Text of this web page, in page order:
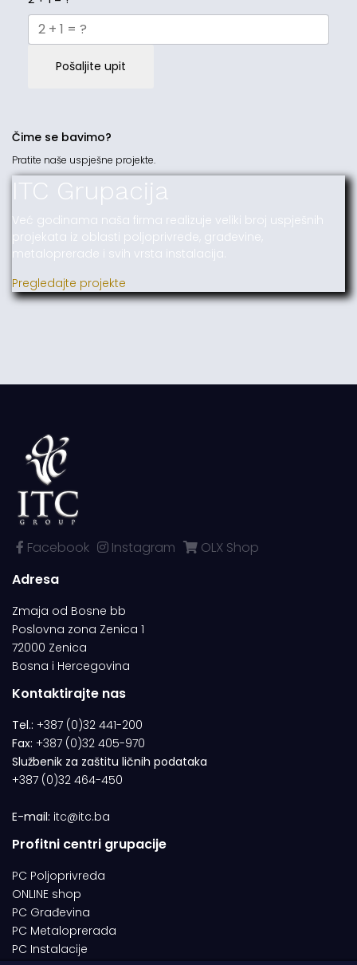
Pošaljite upit
Čime se bavimo?
Pratite naše uspješne projekte.
ITC Grupacija
Već godinama naša firma realizuje veliki broj uspješnih
projekata iz oblasti poljoprivrede, građevine,
metaloprerade i svih vrsta instalacija.
Pregledajte projekte
Facebook Instagram
OLX Shop
Adresa
Zmaja od Bosne bb
Poslovna zona Zenica 1
72000 Zenica
Bosna i Hercegovina
Kontaktirajte nas
Tel.: +387 (0)32 441-200
Fax: +387 (0)32 405-970
Službenik za zaštitu ličnih podataka
+387 (0)32 464-450
E-mail: itc@itc.ba
Profitni centri grupacije
PC Poljoprivreda
ONLINE shop
PC Građevina
PC Metaloprerada
PC Instalacije